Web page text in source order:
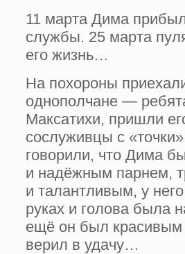
11 марта Дима
службы. 25 марта
его жизнь…
На похороны
однополчане —
Максатихи, пришли
сослуживцы с
говорили, что Дима
и надёжным парнем,
и талантливым, у
руках и голова была
ещё он был
верил в удачу…